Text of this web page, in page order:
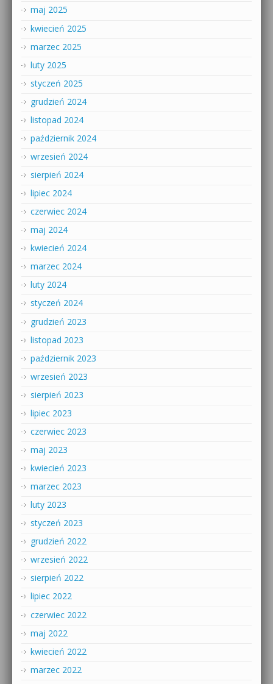
maj 2025
kwiecień 2025
marzec 2025
luty 2025
styczeń 2025
grudzień 2024
listopad 2024
październik 2024
wrzesień 2024
sierpień 2024
lipiec 2024
czerwiec 2024
maj 2024
kwiecień 2024
marzec 2024
luty 2024
styczeń 2024
grudzień 2023
listopad 2023
październik 2023
wrzesień 2023
sierpień 2023
lipiec 2023
czerwiec 2023
maj 2023
kwiecień 2023
marzec 2023
luty 2023
styczeń 2023
grudzień 2022
wrzesień 2022
sierpień 2022
lipiec 2022
czerwiec 2022
maj 2022
kwiecień 2022
marzec 2022